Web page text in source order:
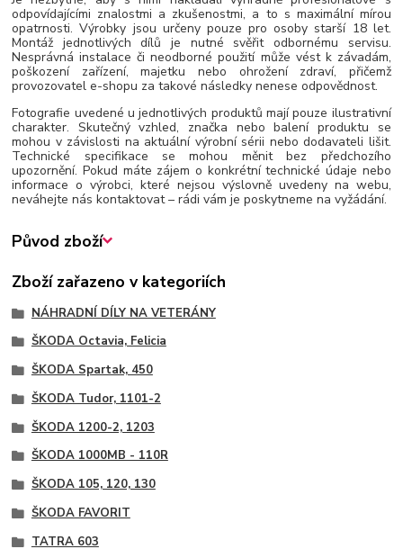
odpovídajícími znalostmi a zkušenostmi, a to s maximální mírou
opatrnosti. Výrobky jsou určeny pouze pro osoby starší 18 let.
Montáž jednotlivých dílů je nutné svěřit odbornému servisu.
Nesprávná instalace či neodborné použití může vést k závadám,
poškození zařízení, majetku nebo ohrožení zdraví, přičemž
provozovatel e-shopu za takové následky nenese odpovědnost.
Fotografie uvedené u jednotlivých produktů mají pouze ilustrativní
charakter. Skutečný vzhled, značka nebo balení produktu se
mohou v závislosti na aktuální výrobní sérii nebo dodavateli lišit.
Technické specifikace se mohou měnit bez předchozího
upozornění. Pokud máte zájem o konkrétní technické údaje nebo
informace o výrobci, které nejsou výslovně uvedeny na webu,
neváhejte nás kontaktovat – rádi vám je poskytneme na vyžádání.
Původ zboží
Zboží zařazeno v kategoriích
NÁHRADNÍ DÍLY NA VETERÁNY
ŠKODA Octavia, Felicia
ŠKODA Spartak, 450
ŠKODA Tudor, 1101-2
ŠKODA 1200-2, 1203
ŠKODA 1000MB - 110R
ŠKODA 105, 120, 130
ŠKODA FAVORIT
TATRA 603